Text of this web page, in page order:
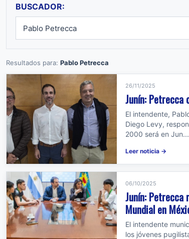
BUSCADOR:
Resultados para: Pablo Petrecca
26/11/2025
Junín: Petrecca
El intendente,
Diego Levy,
2000 será en Jun...
Leer noticia →
06/10/2025
Junín:
Mundial en
El intendente
los jóvenes